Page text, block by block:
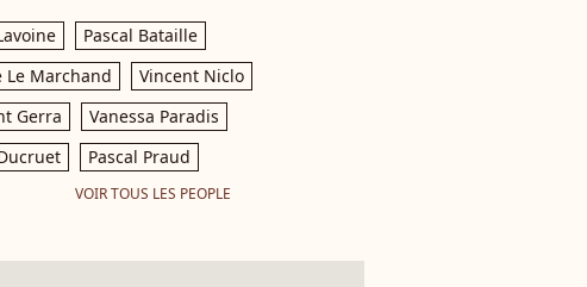
Pascal Bataille
Le Marchand
Vincent Niclo
Gerra
Vanessa Paradis
Pascal Praud
VOIR TOUS LES PEOPLE